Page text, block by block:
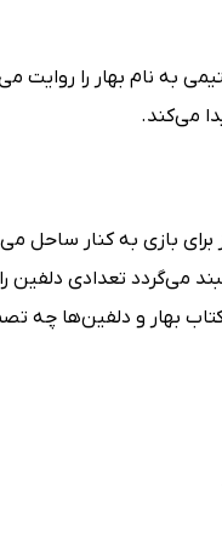
به نام بهار را روایت
می‌کند.
بازی به کنار ساحل
می‌گردد تعدادی دلفین
بهار و دلفین‌ها چه